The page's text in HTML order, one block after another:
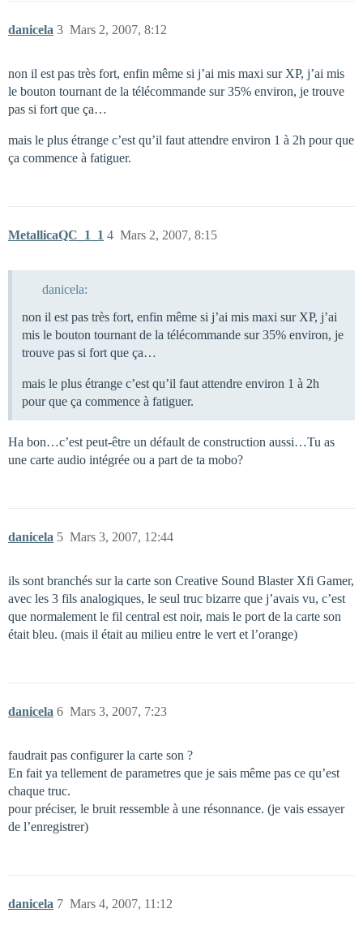
danicela Mars 2, 2007, 8:12
3
non il est pas très fort, enfin même si j’ai mis maxi sur XP, j’ai mis
le bouton tournant de la télécommande sur 35% environ, je trouve
pas si fort que ça…
mais le plus étrange c’est qu’il faut attendre environ 1 à 2h pour que
ça commence à fatiguer.
MetallicaQC_1_1 Mars 2, 2007, 8:15
4
danicela:
non il est pas très fort, enfin même si j’ai mis maxi sur XP, j’ai
mis le bouton tournant de la télécommande sur 35% environ, je
trouve pas si fort que ça…
mais le plus étrange c’est qu’il faut attendre environ 1 à 2h
pour que ça commence à fatiguer.
Ha bon…c’est peut-être un défault de construction aussi…Tu as
une carte audio intégrée ou a part de ta mobo?
danicela Mars 3, 2007, 12:44
5
ils sont branchés sur la carte son Creative Sound Blaster Xfi Gamer,
avec les 3 fils analogiques, le seul truc bizarre que j’avais vu, c’est
que normalement le fil central est noir, mais le port de la carte son
était bleu. (mais il était au milieu entre le vert et l’orange)
danicela Mars 3, 2007, 7:23
6
faudrait pas configurer la carte son ?
En fait ya tellement de parametres que je sais même pas ce qu’est
chaque truc.
pour préciser, le bruit ressemble à une résonnance. (je vais essayer
de l’enregistrer)
danicela Mars 4, 2007, 11:12
7